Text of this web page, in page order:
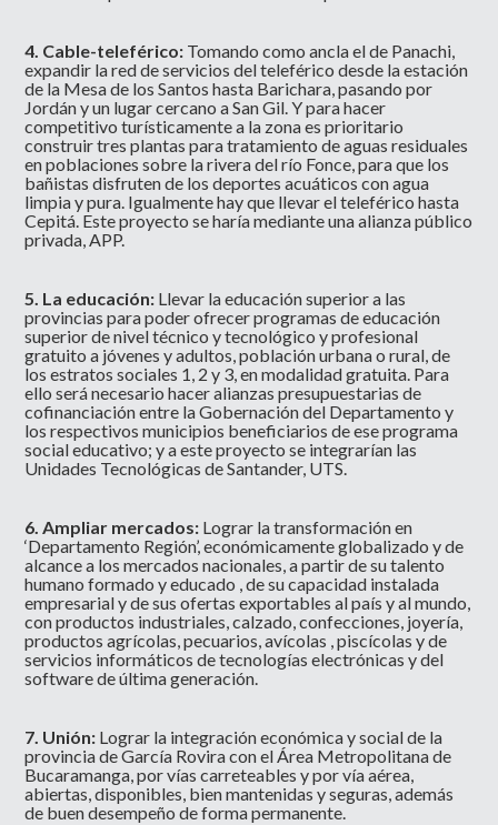
4. Cable-teleférico: Tomando como ancla el de Panachi,
expandir la red de servicios del teleférico desde la estación
de la Mesa de los Santos hasta Barichara, pasando por
Jordán y un lugar cercano a San Gil. Y para hacer
competitivo turísticamente a la zona es prioritario
construir tres plantas para tratamiento de aguas residuales
en poblaciones sobre la rivera del río Fonce, para que los
bañistas disfruten de los deportes acuáticos con agua
limpia y pura. Igualmente hay que llevar el teleférico hasta
Cepitá. Este proyecto se haría mediante una alianza público
privada, APP.
5. La educación: Llevar la educación superior a las
provincias para poder ofrecer programas de educación
superior de nivel técnico y tecnológico y profesional
gratuito a jóvenes y adultos, población urbana o rural, de
los estratos sociales 1, 2 y 3, en modalidad gratuita. Para
ello será necesario hacer alianzas presupuestarias de
cofinanciación entre la Gobernación del Departamento y
los respectivos municipios beneficiarios de ese programa
social educativo; y a este proyecto se integrarían las
Unidades Tecnológicas de Santander, UTS.
6. Ampliar mercados: Lograr la transformación en
‘Departamento Región’, económicamente globalizado y de
alcance a los mercados nacionales, a partir de su talento
humano formado y educado , de su capacidad instalada
empresarial y de sus ofertas exportables al país y al mundo,
con productos industriales, calzado, confecciones, joyería,
productos agrícolas, pecuarios, avícolas , piscícolas y de
servicios informáticos de tecnologías electrónicas y del
software de última generación.
7. Unión: Lograr la integración económica y social de la
provincia de García Rovira con el Área Metropolitana de
Bucaramanga, por vías carreteables y por vía aérea,
abiertas, disponibles, bien mantenidas y seguras, además
de buen desempeño de forma permanente.